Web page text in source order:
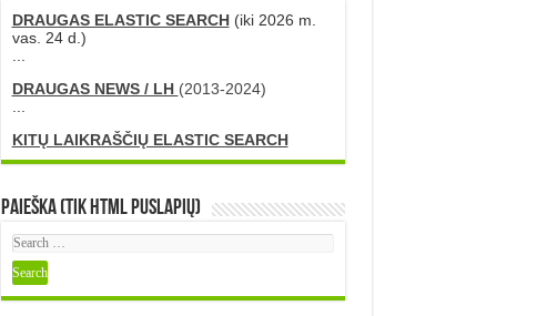
DRAUGAS ELASTIC SEARCH(iki 2026 m.
vas. 24 d.)
...
DRAUGAS NEWS / LH (2013-2024)
...
KITŲ LAIKRAŠČIŲ ELASTIC SEARCH
Paieška (tik HTML puslapių)